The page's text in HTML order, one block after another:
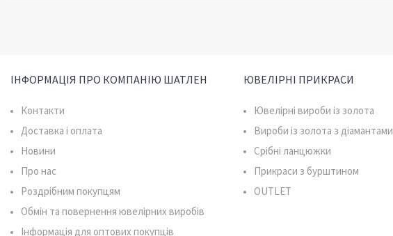
ІНФОРМАЦІЯ ПРО КОМПАНІЮ ШАТЛЕН
Контакти
Доставка і оплата
Новини
Про нас
Роздрібним покупцям
Обмін та повернення ювелірних виробів
Інформація для оптових покупців
ЮВЕЛІРНІ ПРИКРАСИ
Ювелірні вироби із золота
Вироби із золота з діамантами
Срібні ланцюжки
Прикраси з бурштином
OUTLET